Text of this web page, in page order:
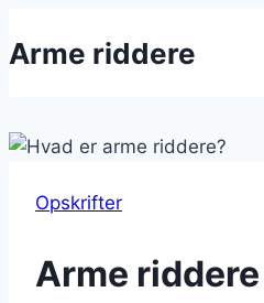
til
Arme riddere
Opskrifter
Arme